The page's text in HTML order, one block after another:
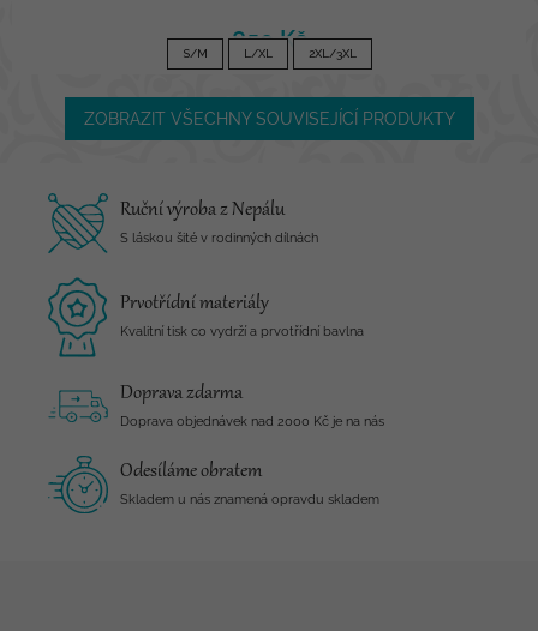
850 Kč
S/M L/XL 2XL/3XL
ZOBRAZIT VŠECHNY SOUVISEJÍCÍ PRODUKTY
Ruční výroba z Nepálu
S láskou šité v rodinných dílnách
Prvotřídní materiály
Kvalitní tisk co vydrží a prvotřídní bavlna
Doprava zdarma
Doprava objednávek nad 2000 Kč je na nás
Odesíláme obratem
Skladem u nás znamená opravdu skladem